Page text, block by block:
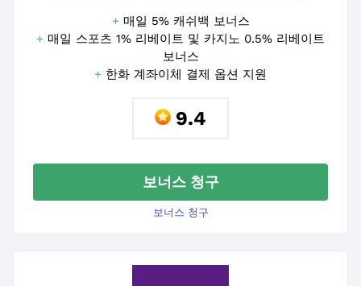
+ 매일 5% 캐쉬백 보너스
+ 매일 스포츠 1% 리베이트 및 카지노 0.5% 리베이트
보너스
+ 한화 계좌이체 결제 옵션 지원
9.4
보너스 청구
보너스 청구